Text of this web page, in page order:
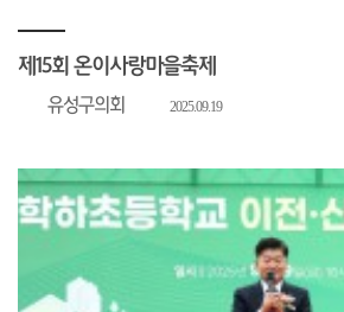
제15회 온이사랑마을축제
유성구의회 2025.09.19